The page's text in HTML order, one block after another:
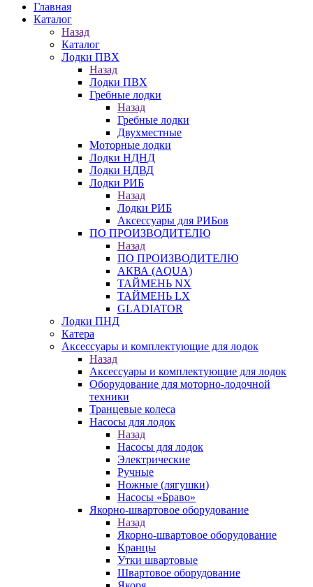
Главная
Каталог
Назад
Каталог
Лодки ПВХ
Назад
Лодки ПВХ
Гребные лодки
Назад
Гребные лодки
Двухместные
Моторные лодки
Лодки НДНД
Лодки НДВД
Лодки РИБ
Назад
Лодки РИБ
Аксессуары для РИБов
ПО ПРОИЗВОДИТЕЛЮ
Назад
ПО ПРОИЗВОДИТЕЛЮ
АКВА (AQUA)
ТАЙМЕНЬ NX
ТАЙМЕНЬ LX
GLADIATOR
Лодки ПНД
Катера
Аксессуары и комплектующие для лодок
Назад
Аксессуары и комплектующие для лодок
Оборудование для моторно-лодочной
техники
Транцевые колеса
Насосы для лодок
Назад
Насосы для лодок
Электрические
Ручные
Ножные (лягушки)
Насосы «Браво»
Якорно-швартовое оборудование
Назад
Якорно-швартовое оборудование
Кранцы
Утки швартовые
Швартовое оборудование